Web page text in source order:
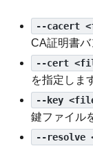
--cacert
CA証明書バ
--cert
を指定しま
--key
鍵ファイル
--resolve